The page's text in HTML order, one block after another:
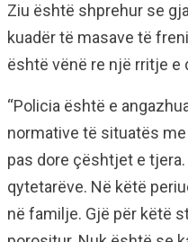
Ziu është shprehur se
kuadër të masave të
është vënë re një rritje e
“Policia është e
normative të situatës
pas dore çështjet e
qytetarëve. Në këtë
në familje. Gjë për këtë